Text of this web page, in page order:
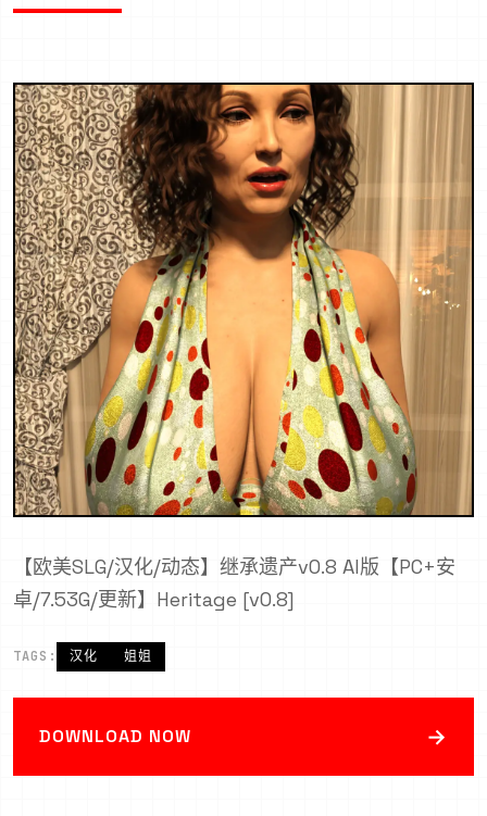
【欧美SLG/汉化/动态】继承遗产v0.8 AI版【PC+安
卓/7.53G/更新】Heritage [v0.8]
TAGS: 汉化 姐姐
DOWNLOAD NOW →